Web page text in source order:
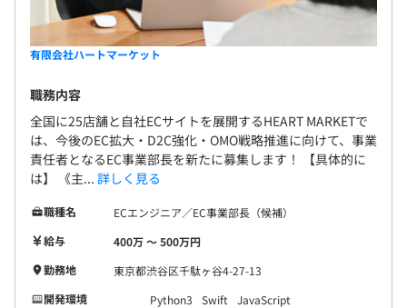
有限会社ハートマーケット
職務内容
全国に25店舗と自社ECサイトを展開するHEART MARKETで
は、今後のEC拡大・D2C強化・OMO戦略推進に向けて、事業
責任者となるEC事業部長を新たに募集します！ 【具体的に
は】 《主... 詳しく見る
職種名
ECエンジニア／EC事業部長（候補）
給与
400万 〜 500万円
勤務地
東京都渋谷区千駄ヶ谷4-27-13
開発環境
Python3 Swift
JavaScript